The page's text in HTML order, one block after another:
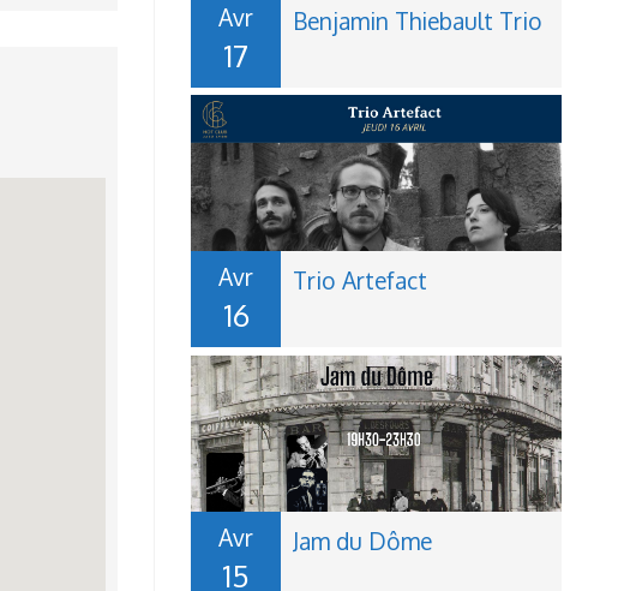
Avr
17
Benjamin Thiebault Trio
Avr
16
Trio Artefact
Avr
15
Jam du Dôme